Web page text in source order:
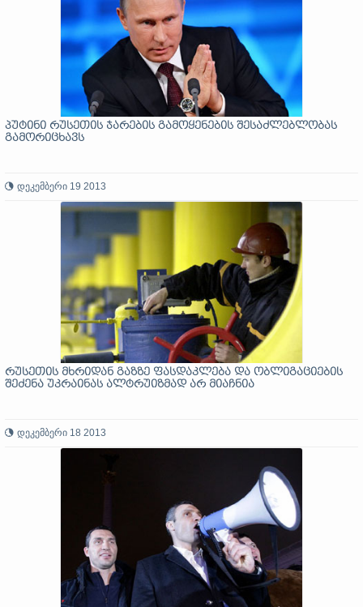
პუტინი რუსეთის ჯარების გამოყენების შესაძლებლობას
გამორიცხავს
დეკემბერი 19 2013
რუსეთის მხრიდან გაზზე ფასდაკლება და ობლიგაციების
შეძენა უკრაინას ალტრუიზმად არ მიაჩნია
დეკემბერი 18 2013